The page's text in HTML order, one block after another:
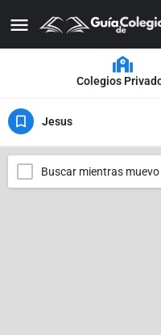
Colegios
Jesus
Buscar mientras muevo